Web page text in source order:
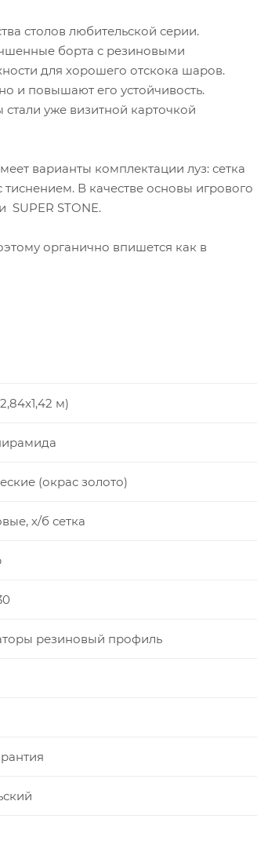
столов любительской серии.
борта с резиновыми
для хорошего отскока шаров.
и повышают его устойчивость.
уже визитной карточкой
варианты комплектации луз: сетка
В качестве основы игрового
STONE.
органично впишется как в
м)
(окрас золото)
х/б сетка
резиновый профиль